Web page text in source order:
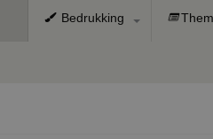
Bedrukking